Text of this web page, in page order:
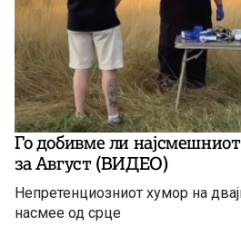
Го добивме ли
за Август (ВИДЕО)
Непретенциозниот хумор на
насмее од срце